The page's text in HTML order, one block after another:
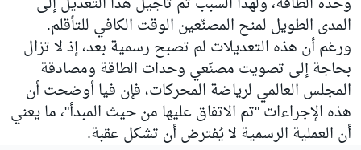
المدى الطويل لمنح المصنّعين الوقت الكافي للتأقلم.
ورغم أن هذه التعديلات لم تصبح رسمية بعد، إذ لا تزال
بحاجة إلى تصويت مصنّعي وحدات الطاقة ومصادقة
المجلس العالمي لرياضة المحركات، فإن فيا أوضحت أن
هذه الإجراءات "تم الاتفاق عليها من حيث المبدأ"، ما يعني
أن العملية الرسمية لا يُفترض أن تشكل عقبة.